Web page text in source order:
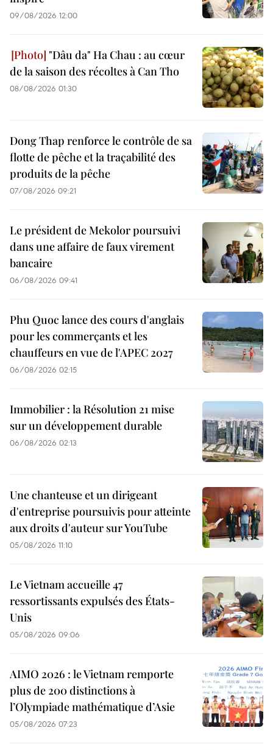
09/08/2026 12:00
"Dâu da" Ha Chau : au cœur
de la saison des récoltes à Can Tho
08/08/2026 01:30
Dong Thap renforce le contrôle de sa
flotte de pêche et la traçabilité des
produits de la pêche
07/08/2026 09:21
Le président de Mekolor poursuivi
dans une affaire de faux virement
bancaire
06/08/2026 09:41
Phu Quoc lance des cours d'anglais
pour les commerçants et les
chauffeurs en vue de l'APEC 2027
06/08/2026 02:15
Immobilier : la Résolution 21 mise
sur un développement durable
06/08/2026 02:13
Une chanteuse et un dirigeant
d'entreprise poursuivis pour atteinte
aux droits d'auteur sur YouTube
05/08/2026 11:10
Le Vietnam accueille 47
ressortissants expulsés des États-
Unis
05/08/2026 09:06
AIMO 2026 : le Vietnam remporte
plus de 200 distinctions à
l’Olympiade mathématique d’Asie
05/08/2026 07:23